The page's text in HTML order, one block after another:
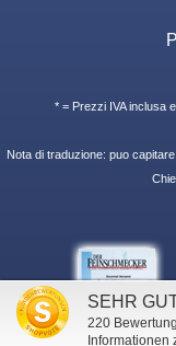
* = Prezzi IVA inclusa
Nota di traduzione: puo
SEHR
220
Informationen